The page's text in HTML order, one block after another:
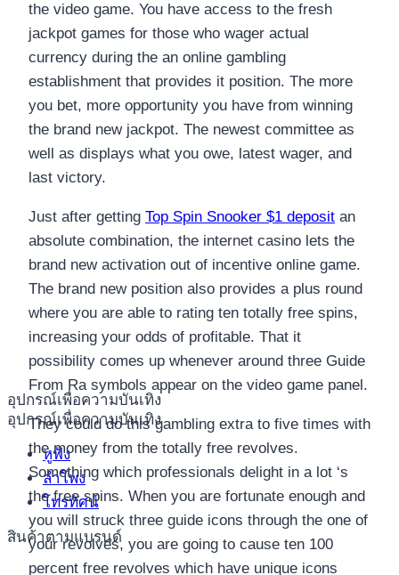
อุปกรณ์เพื่อความบันเทิง
อุปกรณ์เพื่อความบันเทิง
หูฟัง
ลำโพง
โทรทัศน์
สินค้าตามแบรนด์
the video game. You have access to the fresh
jackpot games for those who wager actual
currency during the an online gambling
establishment that provides it position. The more
you bet, more opportunity you have from winning
the brand new jackpot. The newest committee as
well as displays what you owe, latest wager, and
last victory.
Just after getting Top Spin Snooker $1 deposit an
absolute combination, the internet casino lets the
brand new activation out of incentive online game.
The brand new position also provides a plus round
where you are able to rating ten totally free spins,
increasing your odds of profitable. That it
possibility comes up whenever around three Guide
From Ra symbols appear on the video game panel.
They could do this gambling extra to five times with
the money from the totally free revolves.
Something which professionals delight in a lot ‘s
the free spins. When you are fortunate enough and
you will struck three guide icons through the one of
your revolves, you are going to cause ten 100
percent free revolves which have unique icons